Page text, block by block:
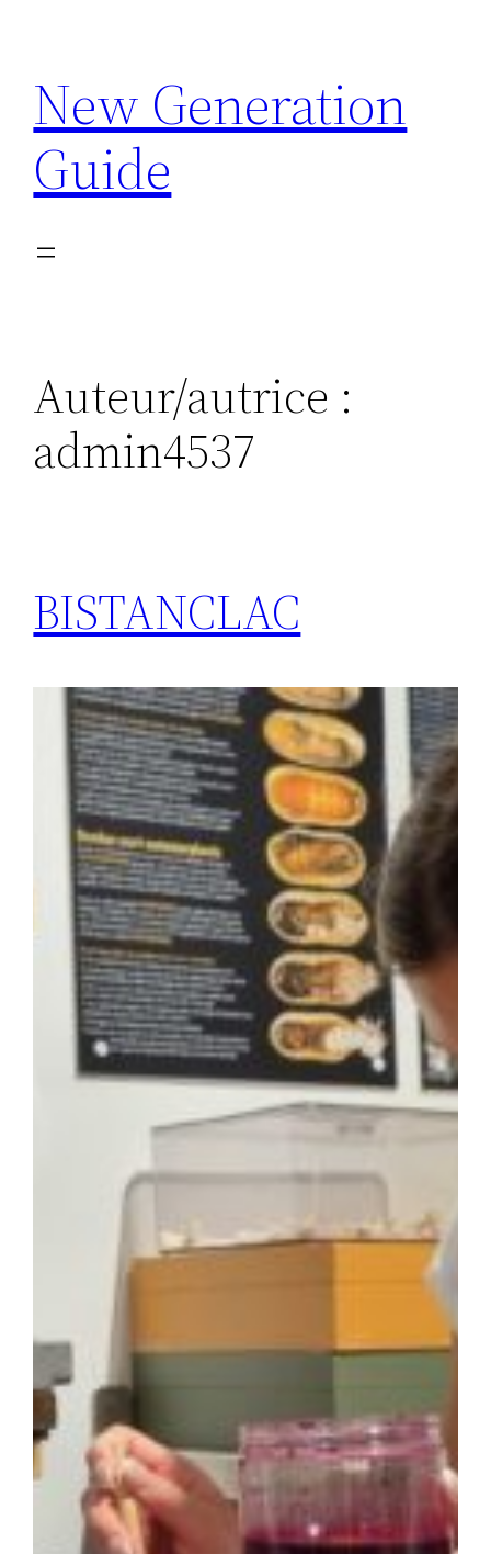
contenu
New Generation
Guide
Auteur/autrice :
admin4537
BISTANCLAC